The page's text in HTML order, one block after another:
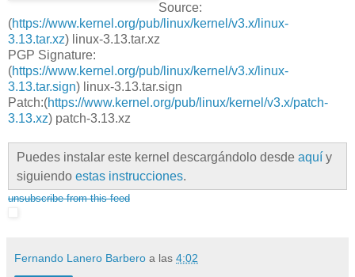
Source:
(https://www.kernel.org/pub/linux/kernel/v3.x/linux-
3.13.tar.xz) linux-3.13.tar.xz
PGP Signature:
(https://www.kernel.org/pub/linux/kernel/v3.x/linux-
3.13.tar.sign) linux-3.13.tar.sign
Patch:(https://www.kernel.org/pub/linux/kernel/v3.x/patch-
3.13.xz) patch-3.13.xz
Puedes instalar este kernel descargándolo desde aquí y
siguiendo estas instrucciones.
unsubscribe from this feed
Fernando Lanero Barbero a las 4:02